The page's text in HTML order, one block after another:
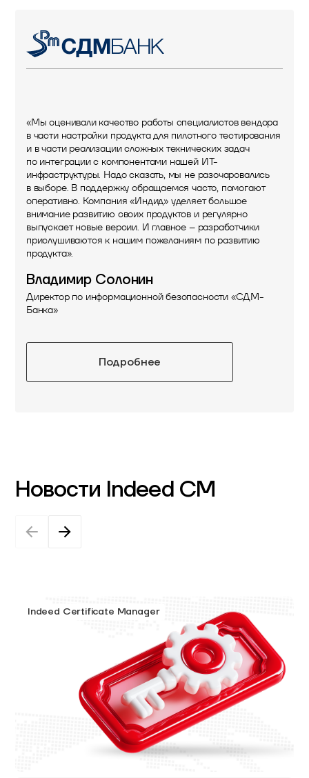
«Мы оценивали качество работы специалистов вендора
в части настройки продукта для пилотного тестирования
и в части реализации сложных технических задач
по интеграции с компонентами нашей ИТ-
инфраструктуры. Надо сказать, мы не разочаровались
в выборе. В поддержку обращаемся часто, помогают
оперативно. Компания «Индид» уделяет большое
внимание развитию своих продуктов и регулярно
выпускает новые версии. И главное – разработчики
прислушиваются к нашим пожеланиям по развитию
продукта».
Владимир Солонин
Директор по информационной безопасности «СДМ-
Банка»
Подробнее
Новости Indeed CM
Indeed Certificate Manager